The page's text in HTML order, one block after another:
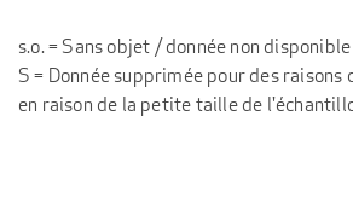
s.o. = Sans objet / donnée non disponible
S = Donnée supprimée pour des
en raison de la petite taille de